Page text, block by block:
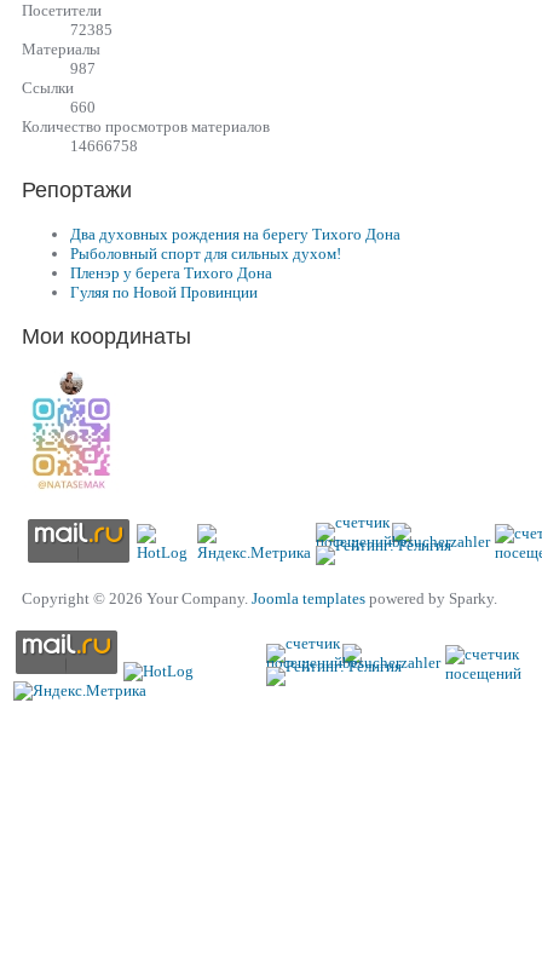
Посетители
72385
Материалы
987
Cсылки
660
Количество просмотров материалов
14666758
Репортажи
Два духовных рождения на берегу Тихого Дона
Рыболовный спорт для сильных духом!
Пленэр у берега Тихого Дона
Гуляя по Новой Провинции
Мои координаты
Copyright © 2026 Your Company. Joomla templates powered by Sparky.